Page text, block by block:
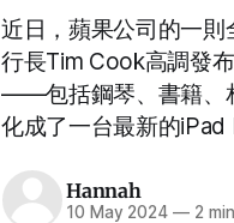
近日，蘋果公司的一
行長Tim Cook高調發
——包括鋼琴、書籍、
化成了一台最新的iPad
Hannah
10 May 2024 —2